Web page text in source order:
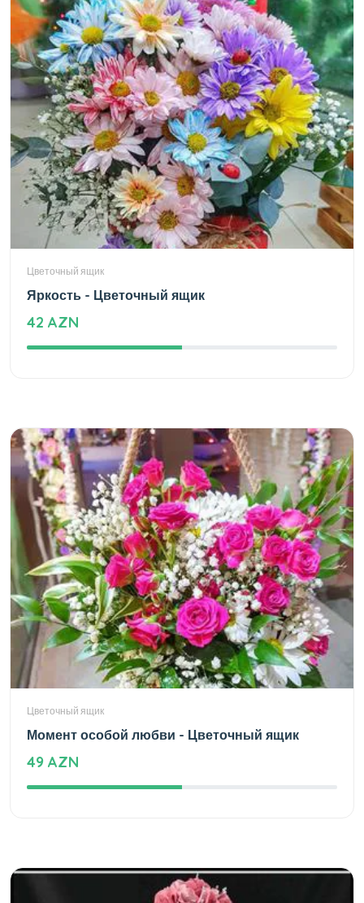
Цветочный ящик
Яркость - Цветочный ящик
42 AZN
Цветочный ящик
Момент особой любви - Цветочный ящик
49 AZN